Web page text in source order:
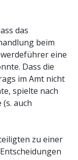
das
beim
eine
Dass die
im Amt nicht
spielte nach
auch
zu einer